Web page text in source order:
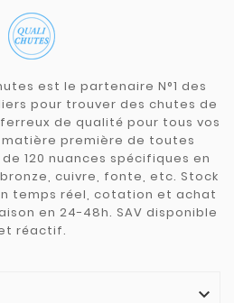
est le partenaire N°1 des
pour trouver des chutes de
de qualité pour tous vos
première de toutes
120 nuances spécifiques en
cuivre, fonte, etc. Stock
temps réel, cotation et achat
en 24-48h. SAV disponible
réactif.
